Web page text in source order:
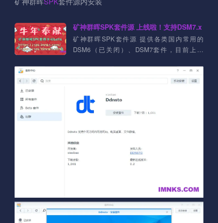
矿神群晖SPK套件源 上线啦！支持DSM7.x
矿神群晖SPK套件源 提供各类国内常用的
DSM6（已关闭）、DSM7套件，目前上架
qBittorrent、Syncthing、Transmission等等....